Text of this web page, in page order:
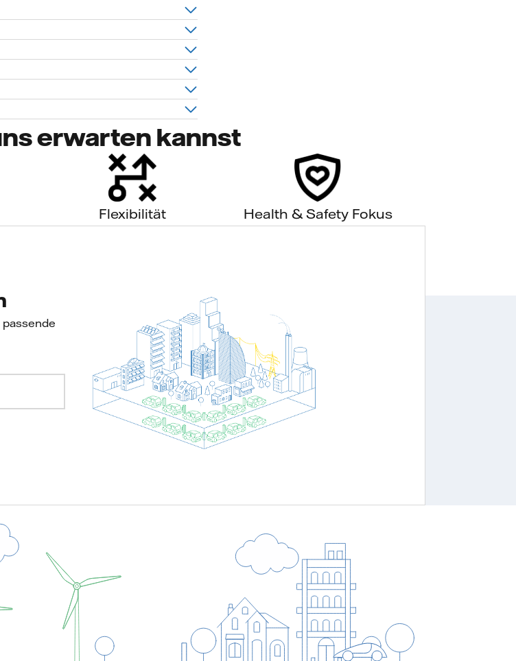
erwarten kannst
Flexibilität Health & Safety Fokus
passende